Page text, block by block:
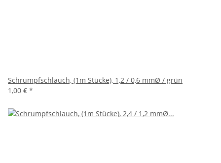
Schrumpfschlauch, (1m Stücke), 1,2 / 0,6 mmØ / grün
1,00 € *